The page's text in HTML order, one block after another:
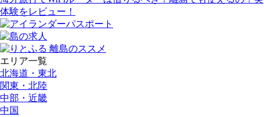
体験をレビュー！
エリア一覧
北海道・東北
関東・北陸
中部・近畿
中国